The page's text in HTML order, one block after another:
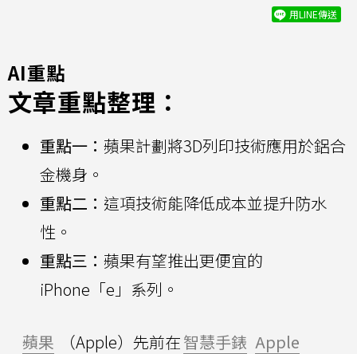
用LINE傳送
AI重點
文章重點整理：
重點一： 蘋果計劃將3D列印技術應用於鋁合
金機身。
重點二： 這項技術能降低成本並提升防水
性。
重點三： 蘋果有望推出更便宜的
iPhone「e」系列。
蘋果 （Apple）先前在智慧手錶 Apple